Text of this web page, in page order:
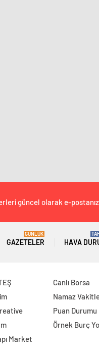
güncel olarak e-
GAZETELER
GÜNLÜK
HAVA
Market
Canlı Borsa
Namaz
Puan Durumu
Örnek Burç